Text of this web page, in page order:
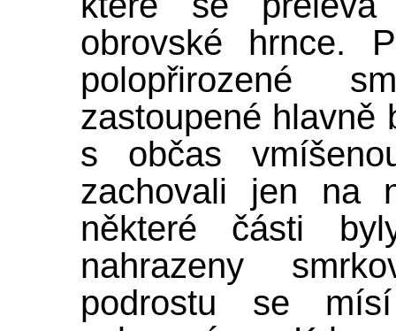
obrovské hrnce.
polopřirozené
zastoupené hlavně
s občas
zachovali jen na
některé části
nahrazeny
podrostu se